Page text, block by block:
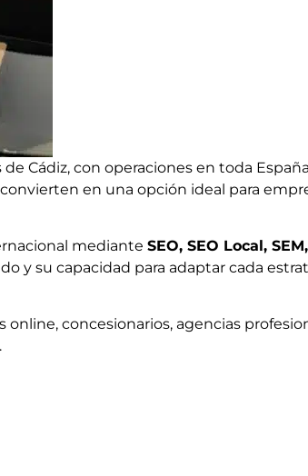
Cádiz, con operaciones en toda
en una opción ideal para
mediante SEO, SEO Local,
y su capacidad para adaptar cada
concesionarios, agencias